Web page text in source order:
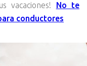
vacaciones! No te
conductores